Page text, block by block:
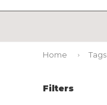
Home Tags
Filters